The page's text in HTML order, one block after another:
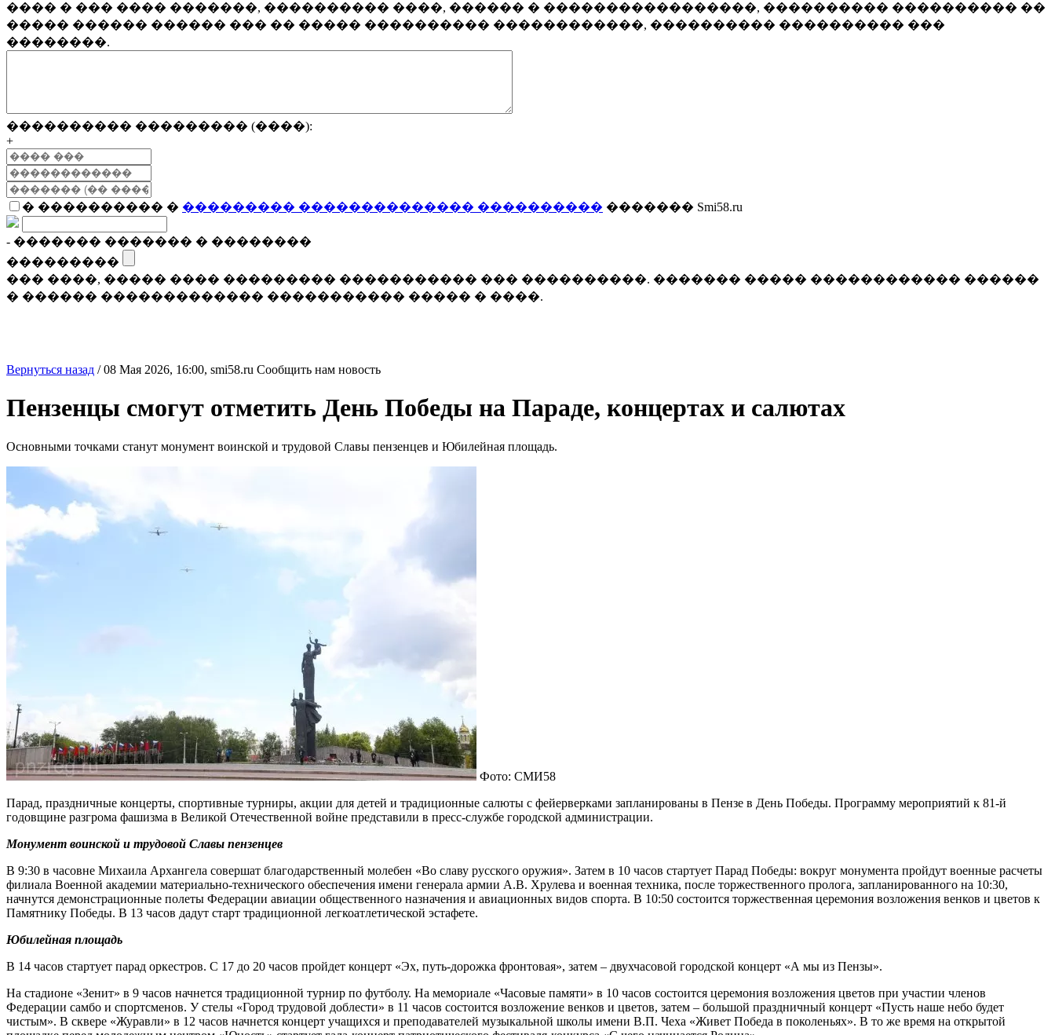
���� � ��� ���� �������, ���������� ����, ������ � �����������������, ���������� ���������� ��
����� ������ ������ ��� �� ����� ���������� ������������, ���������� ���������� ���
��������.
���������� ��������� (����):
+
� ���������� � ��������� �������������� ���������� ������� Smi58.ru
- ������� ������� � ��������
���������
��� ����, ����� ���� ��������� ����������� ��� ����������. ������� ����� ������������ ������
� ������ ������������� ����������� ����� � ����.
Вернуться назад /08 Мая 2026, 16:00, smi58.ru Сообщить нам новость
Пензенцы смогут отметить День Победы на Параде, концертах и салютах
Основными точками станут монумент воинской и трудовой Славы пензенцев и Юбилейная площадь.
Фото: СМИ58
Парад, праздничные концерты, спортивные турниры, акции для детей и традиционные салюты с фейерверками запланированы в Пензе в День Победы. Программу мероприятий к 81-й
годовщине разгрома фашизма в Великой Отечественной войне представили в пресс-службе городской администрации.
Монумент воинской и трудовой Славы пензенцев
В 9:30 в часовне Михаила Архангела совершат благодарственный молебен «Во славу русского оружия». Затем в 10 часов стартует Парад Победы: вокруг монумента пройдут военные расчеты
филиала Военной академии материально-технического обеспечения имени генерала армии А.В. Хрулева и военная техника, после торжественного пролога, запланированного на 10:30,
начнутся демонстрационные полеты Федерации авиации общественного назначения и авиационных видов спорта. В 10:50 состоится торжественная церемония возложения венков и цветов к
Памятнику Победы. В 13 часов дадут старт традиционной легкоатлетической эстафете.
Юбилейная площадь
В 14 часов стартует парад оркестров. С 17 до 20 часов пройдет концерт «Эх, путь-дорожка фронтовая», затем – двухчасовой городской концерт «А мы из Пензы».
На стадионе «Зенит» в 9 часов начнется традиционной турнир по футболу. На мемориале «Часовые памяти» в 10 часов состоится церемония возложения цветов при участии членов
Федерации самбо и спортсменов. У стелы «Город трудовой доблести» в 11 часов состоится возложение венков и цветов, затем – большой праздничный концерт «Пусть наше небо будет
чистым». В сквере «Журавли» в 12 часов начнется концерт учащихся и преподавателей музыкальной школы имени В.П. Чеха «Живет Победа в поколеньях». В то же время на открытой